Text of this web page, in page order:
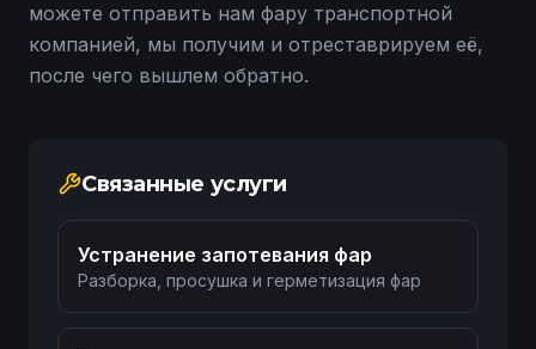
можете отправить нам фару транспортной
компанией, мы получим и отреставрируем её,
после чего вышлем обратно.
Связанные услуги
Устранение запотевания фар
Разборка, просушка и герметизация фар